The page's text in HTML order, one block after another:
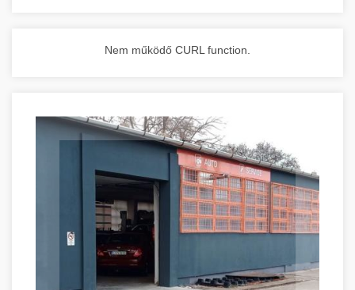
Nem működő CURL function.